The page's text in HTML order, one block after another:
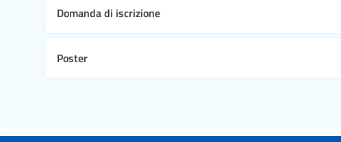
Domanda di iscrizione
Poster